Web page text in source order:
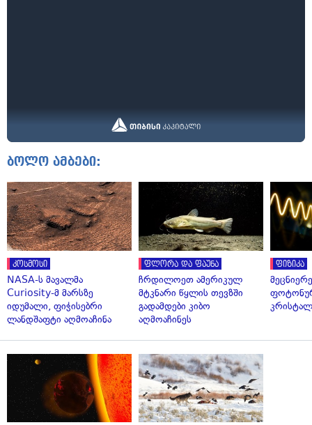
ბოლო ამბები:
კოსმოსი
NASA-ს მავალმა
Curiosity-მ მარსზე
იდუმალი, ფიჭისებრი
ლანდშაფტი აღმოაჩინა
ფლორა და ფაუნა
ჩრდილოეთ ამერიკულ
მტკნარი წყლის თევზში
გადამდები კიბო
აღმოაჩინეს
ფიზიკა